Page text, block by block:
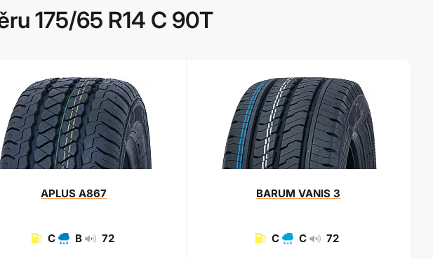
175/65 R14 C 90T
APLUS A867
C B 72
BARUM VANIS 3
C C 72